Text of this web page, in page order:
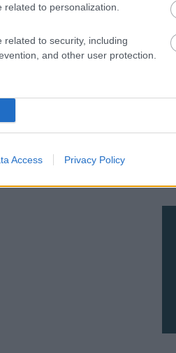
to personalization.
to security, including
and other user protection.
Access Privacy Policy
σε αυτό το πρόγραμμα